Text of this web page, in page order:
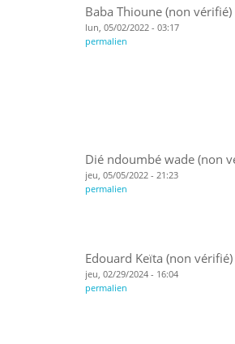
Baba Thioune (non vérifié)
lun, 05/02/2022 - 03:17
permalien
Dié ndoumbé wade (non
jeu, 05/05/2022 - 21:23
permalien
Edouard Keïta (non vérifié)
jeu, 02/29/2024 - 16:04
permalien